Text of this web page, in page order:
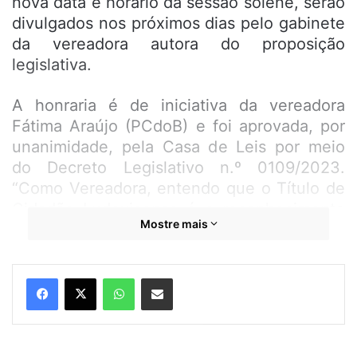
divulgados nos próximos dias pelo gabinete
da vereadora autora do proposição
legislativa.
A honraria é de iniciativa da vereadora
Fátima Araújo (PCdoB) e foi aprovada, por
unanimidade, pela Casa de Leis por meio
do Decreto Legislativo n.º 0109/2023.
“Como Vereadora, entendo que o Título de
daqueles que deixaram sua cidade natal e,
de forma comprometida, contribuem para o
crescimento desta cidade e do nosso
Estado. Pessoas diferenciadas que
Mostre mais